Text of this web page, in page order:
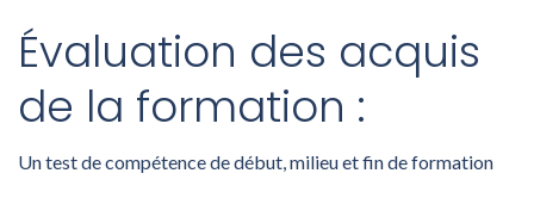
Évaluation des acquis
de la formation :
Un test de compétence de début, milieu et fin de formation